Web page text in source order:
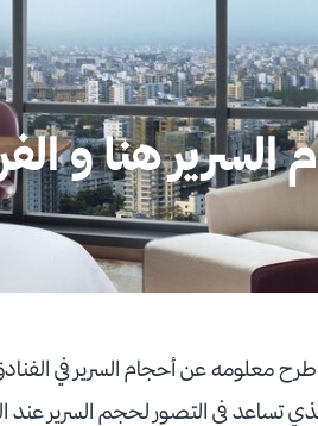
هنا و
معلومه عن أحجام السرير في الفنادق
تساعد في التصور لحجم السرير عند